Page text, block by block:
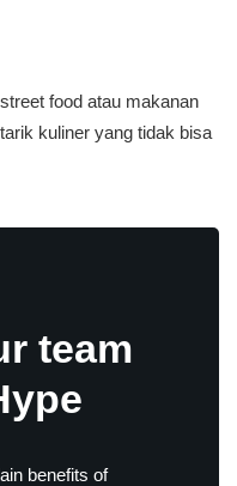
food atau makanan
kuliner yang tidak bisa
team
benefits of